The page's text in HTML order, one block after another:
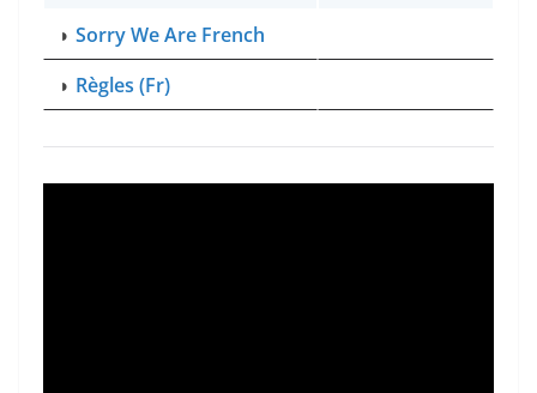
◗ Sorry We Are French
◗ Règles (Fr)